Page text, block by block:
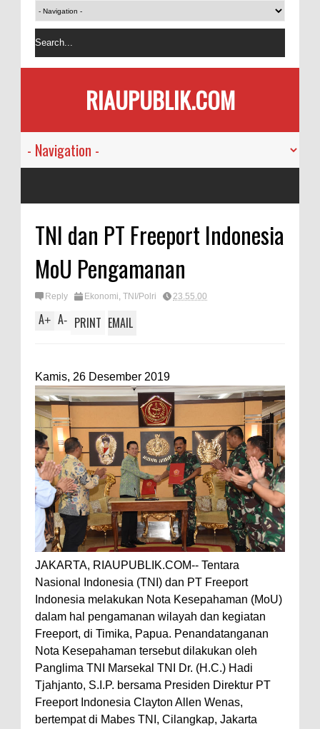
RIAUPUBLIK.COM
TNI dan PT Freeport Indonesia
MoU Pengamanan
Reply Ekonomi, TNI/Polri 23.55.00
A+ A- PRINT EMAIL
Kamis, 26 Desember 2019
JAKARTA, RIAUPUBLIK.COM-- Tentara
Nasional Indonesia (TNI) dan PT Freeport
Indonesia melakukan Nota Kesepahaman (MoU)
dalam hal pengamanan wilayah dan kegiatan
Freeport, di Timika, Papua. Penandatanganan
Nota Kesepahaman tersebut dilakukan oleh
Panglima TNI Marsekal TNI Dr. (H.C.) Hadi
Tjahjanto, S.I.P. bersama Presiden Direktur PT
Freeport Indonesia Clayton Allen Wenas,
bertempat di Mabes TNI, Cilangkap, Jakarta